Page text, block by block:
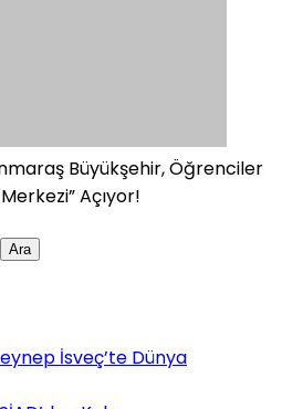
Büyükşehir, Öğrenciler
Açıyor!
Ara
İsveç’te Dünya